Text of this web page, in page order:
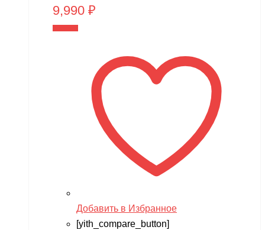
9,990 ₽
Добавить в Избранное
[yith_compare_button]